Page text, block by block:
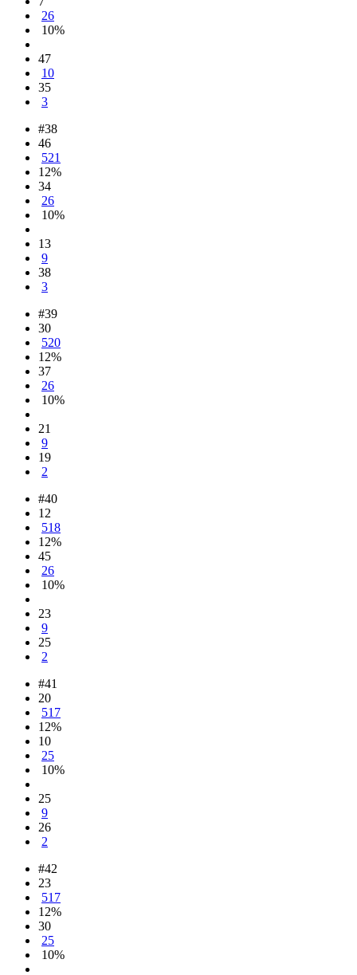
26
10%
47
10
35
3
#38
46
521
12%
34
26
10%
13
9
38
3
#39
30
520
12%
37
26
10%
21
9
19
2
#40
12
518
12%
45
26
10%
23
9
25
2
#41
20
517
12%
10
25
10%
25
9
26
2
#42
23
517
12%
30
25
10%